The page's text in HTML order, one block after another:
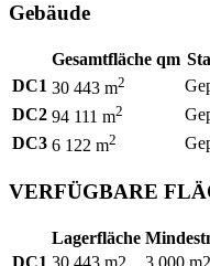
Gebäude
Gesamtfläche qm
DC1 30 443 m2
DC2 94 111 m2
DC3 6 122 m2
VERFÜGBARE
Lagerfläche
DC1 30 443 m2 3 000 m2